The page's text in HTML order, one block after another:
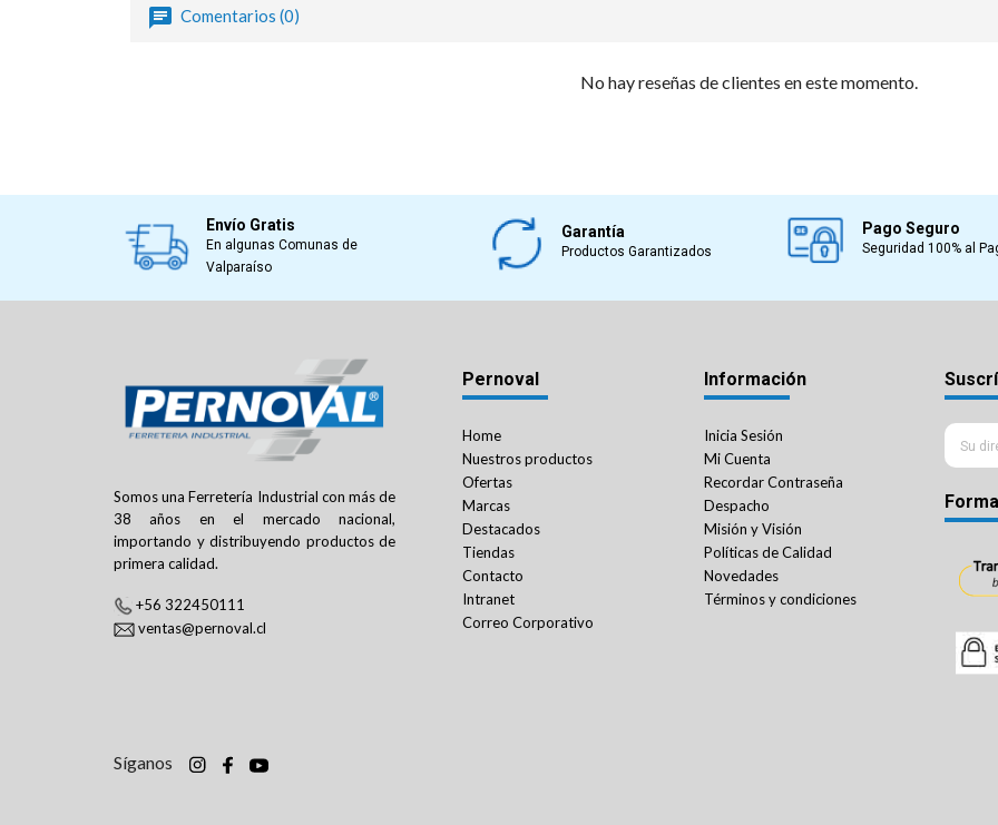
Comentarios (0)
No hay reseñas de clientes en este momento.
Envío Gratis
En algunas Comunas de
Valparaíso
Garantía
Productos Garantizados
Pago Seguro
Seguridad 100% al
Somos una Ferretería Industrial con más de
38 años en el mercado nacional,
importando y distribuyendo productos de
primera calidad.
+56 322450111
ventas@pernoval.cl
Síganos
Pernoval
Home
Nuestros productos
Ofertas
Marcas
Destacados
Tiendas
Contacto
Intranet
Correo Corporativo
Información
Inicia Sesión
Mi Cuenta
Recordar Contraseña
Despacho
Misión y Visión
Políticas de Calidad
Novedades
Términos y condiciones